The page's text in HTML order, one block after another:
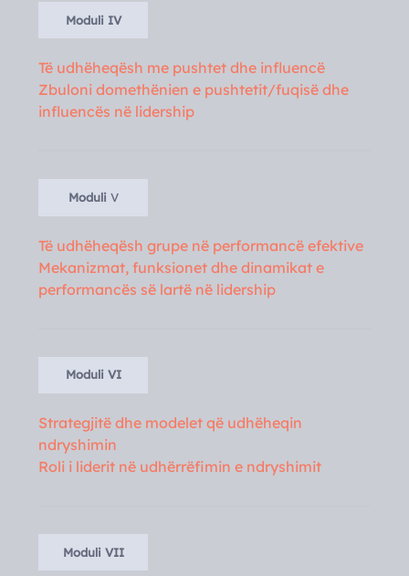
Moduli IV
Të udhëheqësh me pushtet dhe influencë
Zbuloni domethënien e pushtetit/fuqisë dhe
influencës në lidership
Moduli V
Të udhëheqësh grupe në performancë efektive
Mekanizmat, funksionet dhe dinamikat e
performancës së lartë në lidership
Moduli VI
Strategjitë dhe modelet që udhëheqin
ndryshimin
Roli i liderit në udhërrëfimin e ndryshimit
Moduli VII